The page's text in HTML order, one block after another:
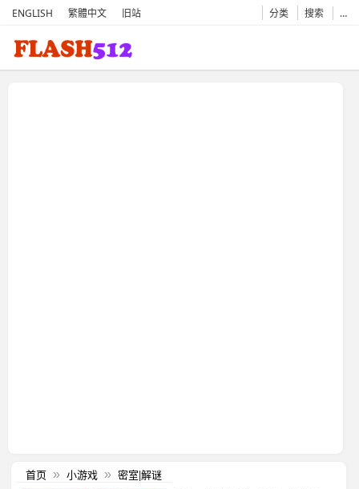
ENGLISH 繁體中文 旧站 分类 搜索 …
首页 » 小游戏 » 密室|解谜